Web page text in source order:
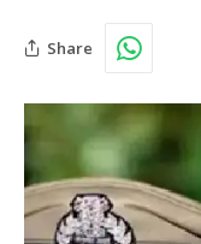
Share